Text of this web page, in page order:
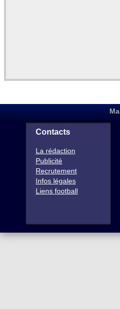
Contacts
La rédaction
Publicité
Recrutement
Infos légales
Liens football